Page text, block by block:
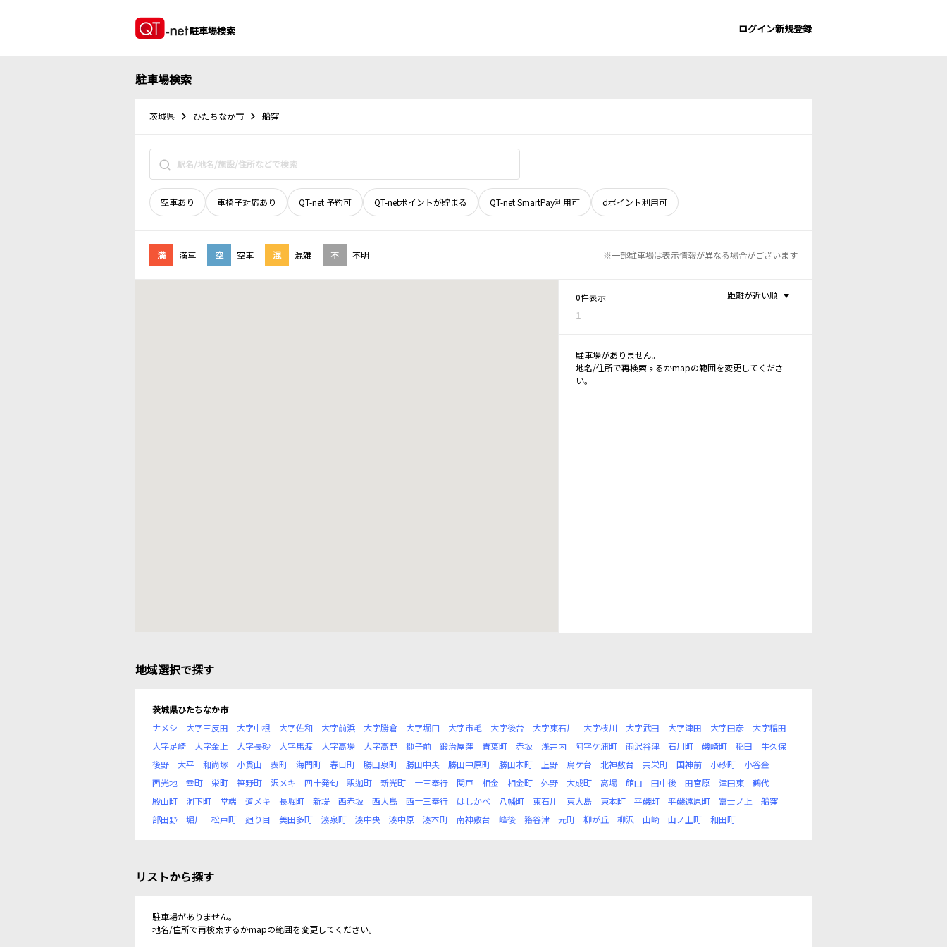
駐車場検索 ログイン新規登録
駐車場検索
茨城県 ひたちなか市 船窪
空車あり 車椅子対応あり QT-net 予約可 QT-netポイントが貯まる QT-net SmartPay利用可 dポイント利用可
満 満車 空 空車 混 混雑 不 不明 ※一部駐車場は表示情報が異なる場合がございます
0件表示
1
距離が近い順
駐車場がありません。
地名/住所で再検索するかmapの範囲を変更してくださ
い。
地域選択で探す
茨城県ひたちなか市
ナメシ
大字三反田 大字中根 大字佐和 大字前浜 大字勝倉 大字堀口 大字市毛 大字後台 大字東石川 大字枝川 大字武田 大字津田 大字田彦
大字稲田
大字足崎
大字金上 大字長砂 大字馬渡 大字高場 大字高野 獅子前 鍛治屋窪 青葉町 赤坂 浅井内 阿字ケ浦町 雨沢谷津 石川町 磯崎町 稲田
牛久保
後野
大平 和尚塚 小貫山 表町 海門町 春日町 勝田泉町 勝田中央 勝田中原町 勝田本町 上野 烏ケ台 北神敷台 共栄町 国神前 小砂町
小谷金
西光地
幸町 栄町 笹野町 沢メキ 四十発句 釈迦町 新光町 十三奉行 関戸 相金 相金町 外野 大成町 高場 館山 田中後 田宮原 津田東
鶴代
殿山町
洞下町 堂端 道メキ 長堀町 新堤 西赤坂 西大島 西十三奉行 はしかべ 八幡町 東石川 東大島 東本町 平磯町 平磯遠原町 富士ノ上
船窪
部田野
堀川 松戸町 廻り目 美田多町 湊泉町 湊中央 湊中原 湊本町 南神敷台 峰後 狢谷津 元町 柳が丘 柳沢 山崎 山ノ上町 和田町
リストから探す
駐車場がありません。
地名/住所で再検索するかmapの範囲を変更してください。